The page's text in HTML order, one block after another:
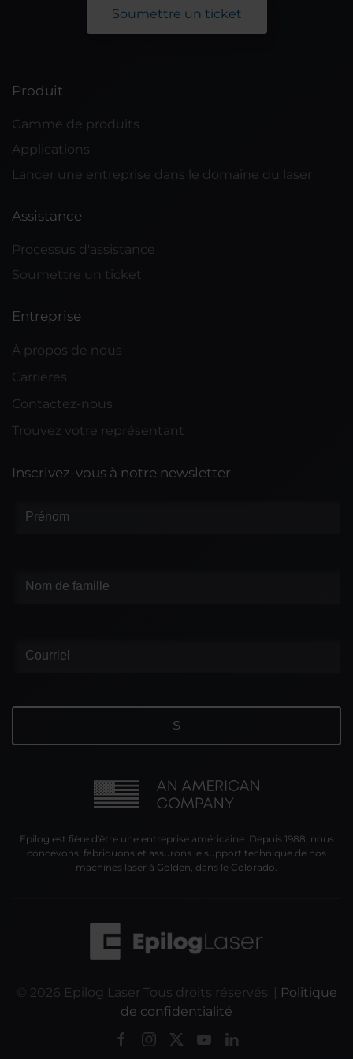
Soumettre un ticket
Produit
Gamme de produits
Applications
Lancer une entreprise dans le domaine du laser
Assistance
Processus d'assistance
Soumettre un ticket
Entreprise
À propos de nous
Carrières
Contactez-nous
Trouvez votre représentant
Inscrivez-vous à notre newsletter
Epilog est fière d'être une entreprise américaine. Depuis 1988, nous
concevons, fabriquons et assurons le support technique de nos
machines laser à Golden, dans le Colorado.
© 2026 Epilog Laser Tous droits réservés. | Politique
de confidentialité